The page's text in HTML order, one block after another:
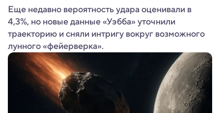
Еще недавно вероятность удара оценивали в
4,3%, но новые данные «Уэбба» уточнили
траекторию и сняли интригу вокруг возможного
лунного «фейерверка».